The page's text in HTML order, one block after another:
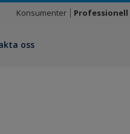
Konsumenter Professionell
oss